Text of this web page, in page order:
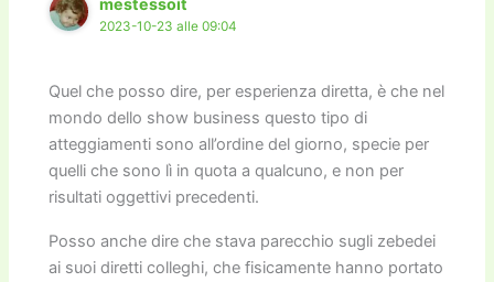
mestessoit
2023-10-23 alle 09:04
Quel che posso dire, per esperienza diretta, è che nel
mondo dello show business questo tipo di
atteggiamenti sono all’ordine del giorno, specie per
quelli che sono lì in quota a qualcuno, e non per
risultati oggettivi precedenti.
Posso anche dire che stava parecchio sugli zebedei
ai suoi diretti colleghi, che fisicamente hanno portato